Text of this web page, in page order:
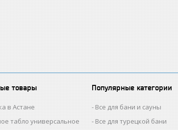
товары
в Астане
табло универсальное
Популярные категории
Все для бани и сауны
Все для турецкой бани